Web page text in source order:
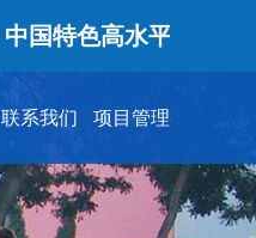
特色高水平高职学校
联系我们 项目管理